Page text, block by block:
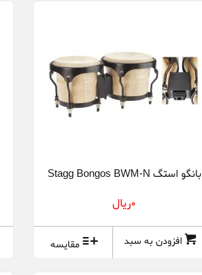
بانگو استگ Stagg Bongos BWM-N
0ريال
افزودن به سبد مقایسه